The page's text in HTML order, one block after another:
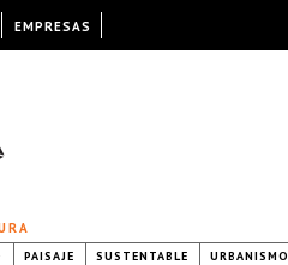
PAISAJE SUSTENTABLE URBANISMO
EMPRESAS